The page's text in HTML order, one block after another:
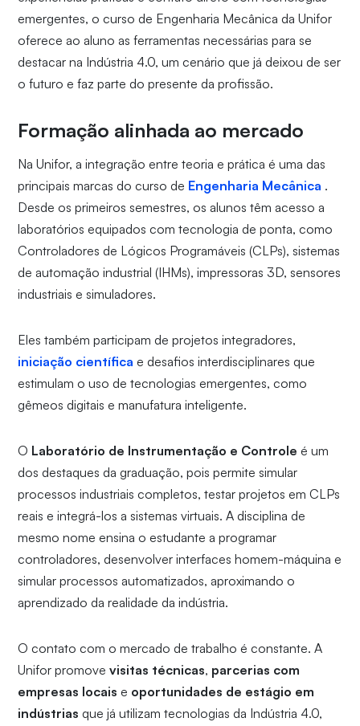
emergentes, o curso de Engenharia Mecânica da Unifor
oferece ao aluno as ferramentas necessárias para se
destacar na Indústria 4.0, um cenário que já deixou de ser
o futuro e faz parte do presente da profissão.
Formação alinhada ao mercado
Na Unifor, a integração entre teoria e prática é uma das
principais marcas do curso de Engenharia Mecânica .
Desde os primeiros semestres, os alunos têm acesso a
laboratórios equipados com tecnologia de ponta, como
Controladores de Lógicos Programáveis (CLPs), sistemas
de automação industrial (IHMs), impressoras 3D, sensores
industriais e simuladores.
Eles também participam de projetos integradores,
iniciação científica e desafios interdisciplinares que
estimulam o uso de tecnologias emergentes, como
gêmeos digitais e manufatura inteligente.
O Laboratório de Instrumentação e Controle é um
dos destaques da graduação, pois permite simular
processos industriais completos, testar projetos em CLPs
reais e integrá-los a sistemas virtuais. A disciplina de
mesmo nome ensina o estudante a programar
controladores, desenvolver interfaces homem-máquina e
simular processos automatizados, aproximando o
aprendizado da realidade da indústria.
O contato com o mercado de trabalho é constante. A
Unifor promovevisitas técnicas, parcerias com
empresas locais e oportunidades de estágio em
indústrias que já utilizam tecnologias da Indústria 4.0,